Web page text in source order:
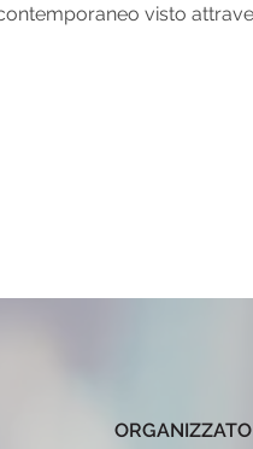
visto